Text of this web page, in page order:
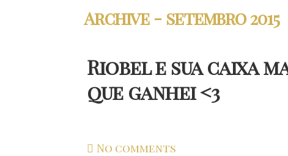
Archive - setembro 2015
Riobel e sua caixa
que ganhei <3
No comments